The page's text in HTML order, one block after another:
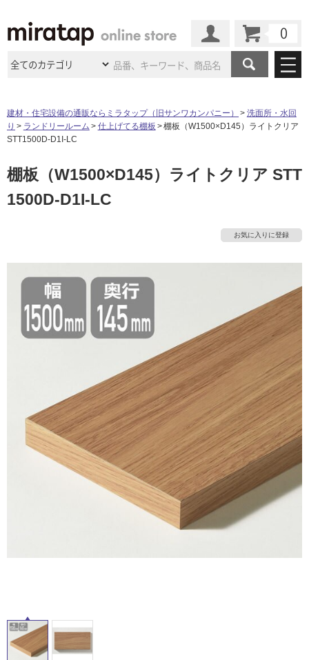
商品カテゴリ
洗面所・水回り
キッチン 浴室（風呂・バスルー
ドア（扉）・ 建具・玄関
ウッドデッキ フローリング・床材
照明 ペット用品
パネル・壁材
ロートアイアン 天然石・石材
メンテナンス・施工材 新商品
施工事例
施工事例 法人案件納入事例
ミラタップのあるくらし
ショールーム
ショールームの ご案内
ショールーム
名古屋ショールーム 京都ショールーム
福岡ショールーム
ショールー
横浜スマート ショールー
ウェルビーみのおHDC
BOX
よくある質問
修理お問い合わせ クレーム公開
水まわり3年保証
お役立ち情報 住まいの
スタイリング
アイデア
ミラタップチャンネル
オンライン相談
ミラタップと 創る家
ASOLIE
自分らしい家づくり
SUVACO
最高のリノベ会社が みつ
かるリノベりす
建材・住宅設備の通販ならミラタップ（旧サンワカンパニー）
洗面所・水回
り
ランドリールーム 仕上げてる棚板
棚板（W1500×D145）ライトクリア
STT1500D-D1I-LC
棚板（W1500×D145）ライトクリア STT
1500D-D1I-LC
お気に入りに登録
イ